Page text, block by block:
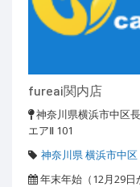
fureai関内店
神奈川県横浜市中区
エアⅡ 101
神奈川県 横浜市中区
年末年始（12月29日